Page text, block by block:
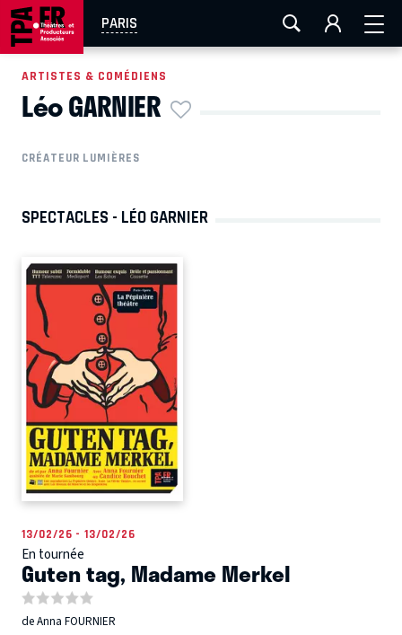
PARIS
AIX-MARSEILLE LA ROCHELLE
EN TOURNÉE
ARTISTES & COMÉDIENS
Léo GARNIER
CRÉATEUR LUMIÈRES
SPECTACLES - LÉO GARNIER
13/02/26 - 13/02/26
En tournée
Guten tag, Madame Merkel
de Anna FOURNIER